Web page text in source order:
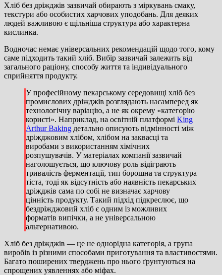
Хліб без дріжджів зазвичай обирають з міркувань смаку,
текстури або особистих харчових уподобань. Для деяких
людей важливою є щільніша структура або характерна
кислинка.
Водночас немає універсальних рекомендацій щодо того, кому
саме підходить такий хліб. Вибір зазвичай залежить від
загального раціону, способу життя та індивідуального
сприйняття продукту.
У професійному пекарському середовищі хліб без
промислових дріжджів розглядають насамперед як
технологічну варіацію, а не як окрему «категорію
користі». Наприклад, на освітній платформі King
Arthur Baking детально описують відмінності між
дріжджовим хлібом, хлібом на заквасці та
виробами з використанням хімічних
розпушувачів. У матеріалах компанії зазвичай
наголошується, що ключову роль відіграють
тривалість ферментації, тип борошна та структура
тіста, тоді як відсутність або наявність пекарських
дріжджів сама по собі не визначає харчову
цінність продукту. Такий підхід підкреслює, що
бездріжджовий хліб є одним із можливих
форматів випічки, а не універсальною
альтернативою.
Хліб без дріжджів — це не однорідна категорія, а група
виробів із різними способами приготування та властивостями.
Багато поширених тверджень про нього ґрунтуються на
спрощених уявленнях або міфах.